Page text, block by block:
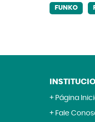
FUNKO
Página
Fale